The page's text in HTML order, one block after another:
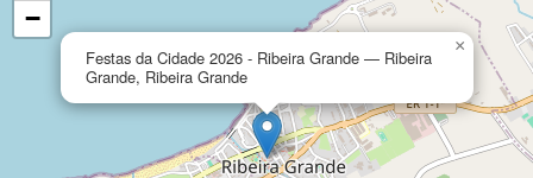
Festas da Cidade 2026 - Ribeira Grande — Ribeira
Grande, Ribeira Grande
×
−